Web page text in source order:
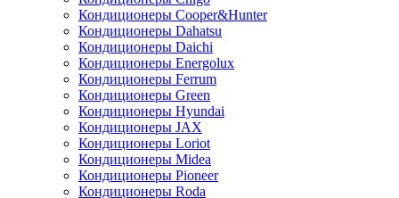
Кондиционеры Cooper&Hunter
Кондиционеры Dahatsu
Кондиционеры Daichi
Кондиционеры Energolux
Кондиционеры Ferrum
Кондиционеры Green
Кондиционеры Hyundai
Кондиционеры JAX
Кондиционеры Loriot
Кондиционеры Midea
Кондиционеры Pioneer
Кондиционеры Roda